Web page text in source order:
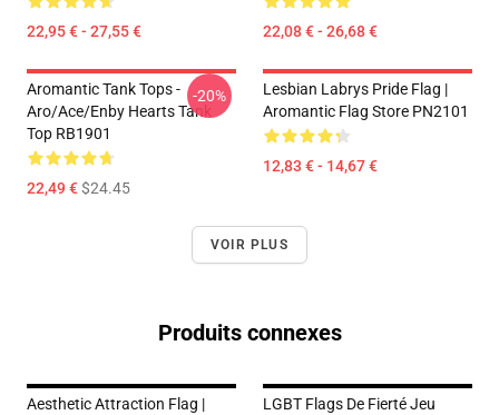
22,95 € - 27,55 € 22,08 € - 26,68 €
Aromantic Tank Tops -
Aro/ace/enby Hearts Tank
Top RB1901
22,49 €$24.45
-20%
Lesbian Labrys Pride Flag |
Aromantic Flag Store PN2101
12,83 € - 14,67 €
VOIR PLUS
Produits connexes
Aesthetic Attraction Flag |
LGBT Flags De Fierté Jeu